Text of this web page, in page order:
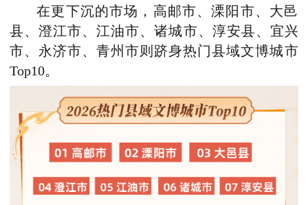
在更下沉的市场，高邮市、溧阳市、大邑
县、澄江市、江油市、诸城市、淳安县、宜兴
市、永济市、青州市则跻身热门县域文博城市
Top10。